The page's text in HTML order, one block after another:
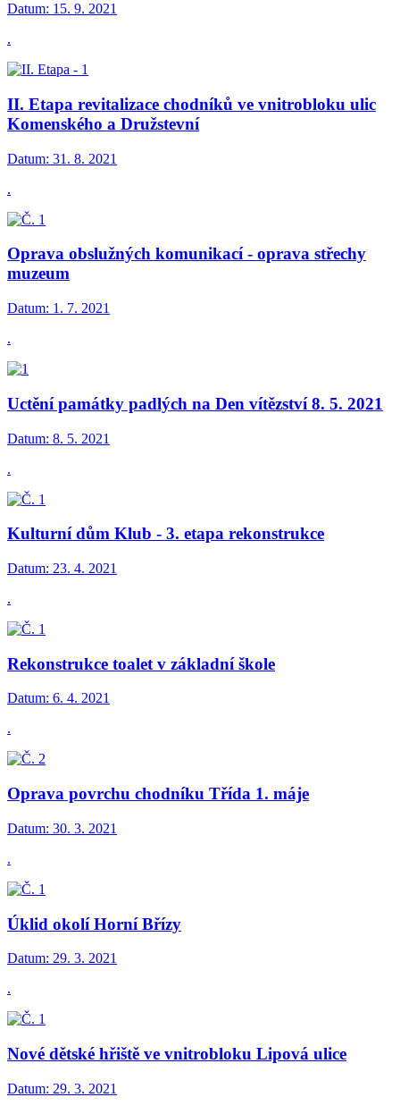
Datum: 15. 9. 2021
.
II. Etapa revitalizace chodníků ve vnitrobloku ulic
Komenského a Družstevní
Datum: 31. 8. 2021
.
Oprava obslužných komunikací - oprava střechy
muzeum
Datum: 1. 7. 2021
.
Uctění památky padlých na Den vítězství 8. 5. 2021
Datum: 8. 5. 2021
.
Kulturní dům Klub - 3. etapa rekonstrukce
Datum: 23. 4. 2021
.
Rekonstrukce toalet v základní škole
Datum: 6. 4. 2021
.
Oprava povrchu chodníku Třída 1. máje
Datum: 30. 3. 2021
.
Úklid okolí Horní Břízy
Datum: 29. 3. 2021
.
Nové dětské hřiště ve vnitrobloku Lipová ulice
Datum: 29. 3. 2021